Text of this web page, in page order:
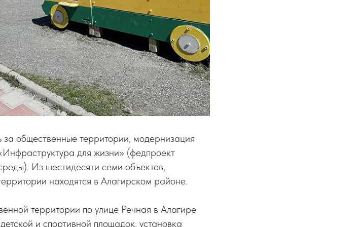
общественные территории, модернизация
для жизни» (федпроект
Из шестидесяти семи объектов,
находятся в Алагирском районе.
территории по улице Речная в Алагире
и спортивной площадок, установка